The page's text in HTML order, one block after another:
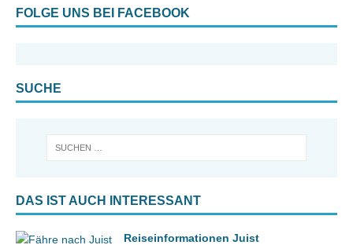
FOLGE UNS BEI FACEBOOK
SUCHE
DAS IST AUCH INTERESSANT
Reiseinformationen Juist